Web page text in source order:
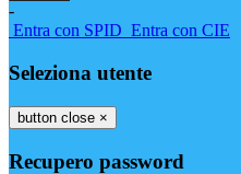
-
Entra con SPID Entra con CIE
Seleziona utente
button close ×
Recupero password